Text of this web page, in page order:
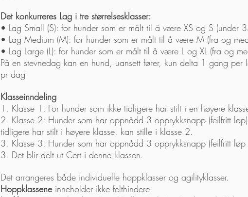
Det konkurreres Lag i tre størrelsesklasser:
• Lag Small (S): for hunder som er målt til å være XS og S (under
• Lag Medium (M): for hunder som er målt til å være M (fra og
• Lag Large (L): for hunder som er målt til å være L og XL (fra og
På en stevnedag kan en hund, uansett fører, kun delta 1 gang
pr dag
Klasseinndeling
1. Klasse 1: For hunder som ikke tidligere har stilt i en høyere
2. Klasse 2: Hunder som har oppnådd 3 opprykksnapp (feilfritt
tidligere har stilt i høyere klasse, kan stille i klasse 2.
3. Klasse 3: Hunder som har oppnådd 3 opprykksnapp (feilfritt
3. Det blir delt ut Cert i denne klassen.
Det arrangeres både individuelle hoppklasser og agilityklasser.
Hoppklasseneinneholder ikke felthindere.